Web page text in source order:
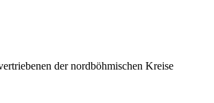
der nordböhmischen Kreise